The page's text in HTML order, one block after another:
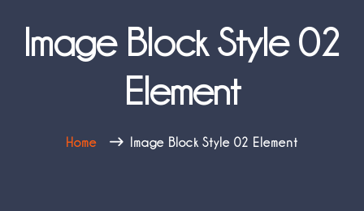
Image Block Style 02
Element
Home Image Block Style 02 Element